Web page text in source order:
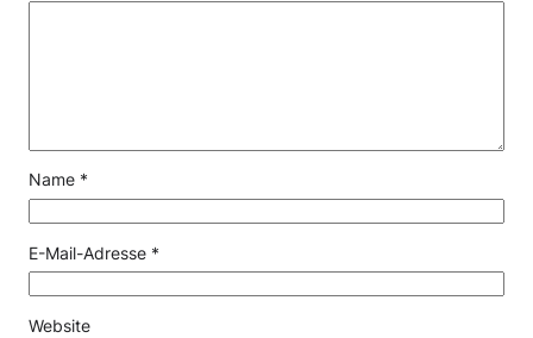
Name *
E-Mail-Adresse *
Website